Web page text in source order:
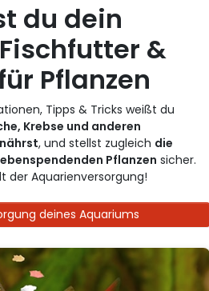
du dein
&
Pflanzen
Tipps & Tricks weißt du
Krebse und anderen
, und stellst zugleich die
Pflanzen sicher.
der Aquarienversorgung!
deines Aquariums